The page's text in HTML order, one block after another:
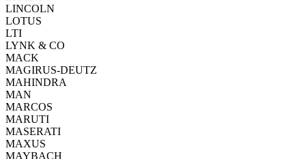
LINCOLN
LOTUS
LTI
LYNK & CO
MACK
MAGIRUS-DEUTZ
MAHINDRA
MAN
MARCOS
MARUTI
MASERATI
MAXUS
MAYBACH